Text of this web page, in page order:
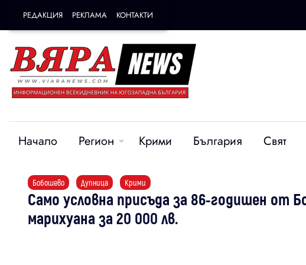
РЕДАКЦИЯ РЕКЛАМА КОНТАКТИ
Начало Регион Крими България Свят
Бобошево Дупница Крими
Само условна присъда за 86-годишен от
марихуана за 20 000 лв.